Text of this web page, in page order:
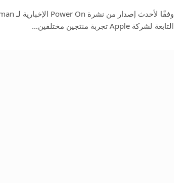
التابعة لشركة Apple تجربة منتجين مختلفين…